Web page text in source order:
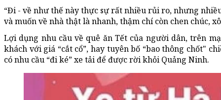
“Đi - về như thế này thực sự rất nhiều rủi ro, nhưng
và muốn về nhà thật là nhanh, thậm chí còn chen chúc,
Lợi dụng nhu cầu về quê ăn Tết của người dân, trên
khách với giá “cắt cổ”, hay tuyên bố “bao thông chốt"
có nhu cầu “đi ké” xe tải để được rời khỏi Quảng Ninh.